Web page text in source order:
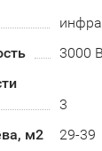
3000
3
м2
29-39